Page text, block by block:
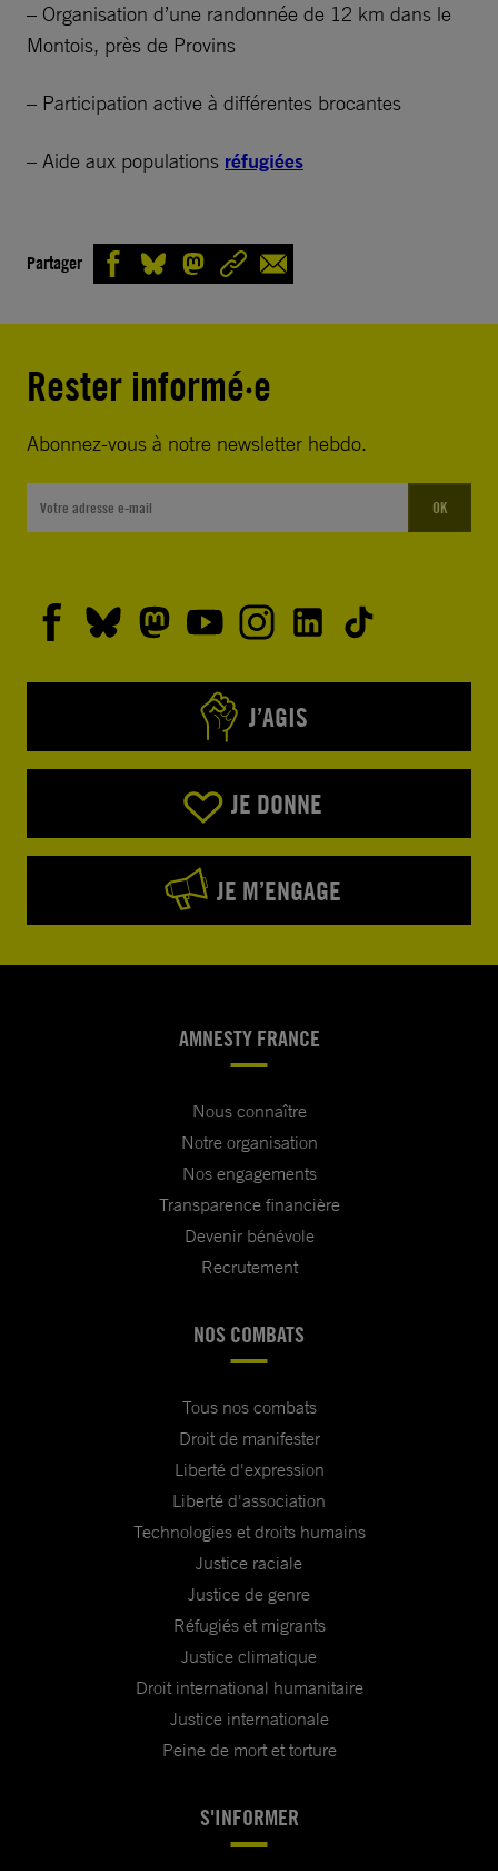
– Organisation d’une randonnée de 12 km dans le
Montois, près de Provins
– Participation active à différentes brocantes
– Aide aux populations réfugiées
Partager
Rester informé·e
Abonnez-vous à notre newsletter hebdo.
OK
J’AGIS
JE DONNE
JE M’ENGAGE
AMNESTY FRANCE
Nous connaître
Notre organisation
Nos engagements
Transparence financière
Devenir bénévole
Recrutement
NOS COMBATS
Tous nos combats
Droit de manifester
Liberté d'expression
Liberté d'association
Technologies et droits humains
Justice raciale
Justice de genre
Réfugiés et migrants
Justice climatique
Droit international humanitaire
Justice internationale
Peine de mort et torture
S'INFORMER